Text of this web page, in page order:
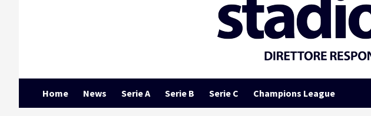
Home News Serie A Serie B Serie C Champions League